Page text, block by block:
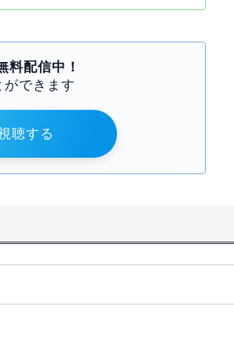
料配信中！
できます
聴する